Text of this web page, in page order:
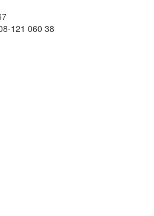
121 060 38